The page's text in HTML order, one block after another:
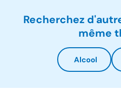
Recherchez
même
Alcool